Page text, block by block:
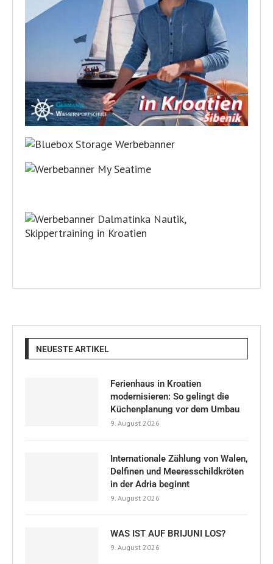
NEUESTE ARTIKEL
Ferienhaus in Kroatien
modernisieren: So gelingt die
Küchenplanung vor dem Umbau
9. August 2026
Internationale Zählung von Walen,
Delfinen und Meeresschildkröten
in der Adria beginnt
9. August 2026
WAS IST AUF BRIJUNI LOS?
9. August 2026